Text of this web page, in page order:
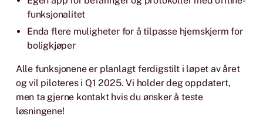
funksjonalitet
Enda flere muligheter for å tilpasse hjemskjerm for
boligkjøper
Alle funksjonene er planlagt ferdigstilt i løpet av året
og vil piloteres i Q1 2025. Vi holder deg oppdatert,
men ta gjerne kontakt hvis du ønsker å teste
løsningene!